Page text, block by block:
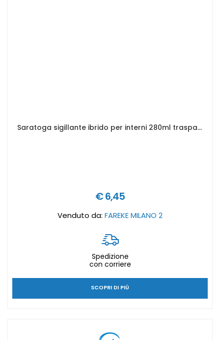
Saratoga sigillante ibrido per interni 280ml trasparente - Art. 85805001
€ 6,45
Venduto da: FAREKE MILANO 2
Spedizione
con corriere
SCOPRI DI PIÙ